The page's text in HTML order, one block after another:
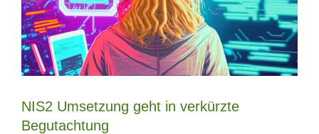
NIS2 Umsetzung geht in verkürzte
Begutachtung